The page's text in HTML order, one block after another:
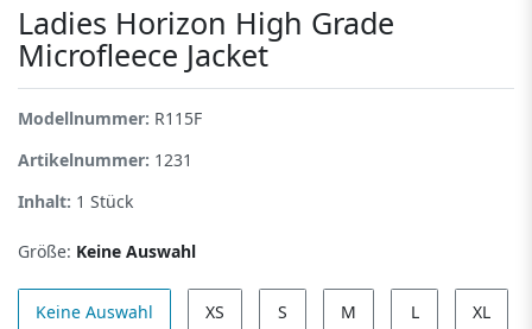
Ladies Horizon High Grade
Microfleece Jacket
Modellnummer: R115F
Artikelnummer: 1231
Inhalt: 1 Stück
Größe: Keine Auswahl
Keine Auswahl XS S M L XL